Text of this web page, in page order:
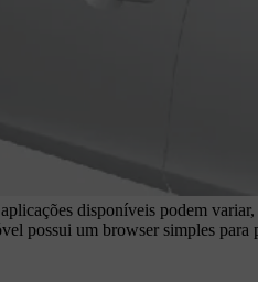
disponíveis podem variar,
possui um browser simples para